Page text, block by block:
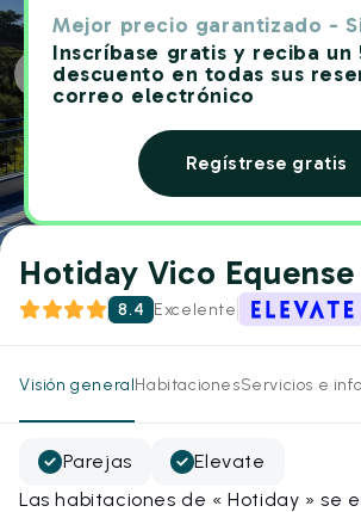
Mejor precio garantizado -
Inscríbase gratis y reciba un
descuento en todas sus
correo electrónico
Regístrese gratis
Hotiday Vico Equense
8.4 Excelente
Visión generalHabitacionesServicios e
Parejas
Elevate
Las habitaciones de « Hotiday » se